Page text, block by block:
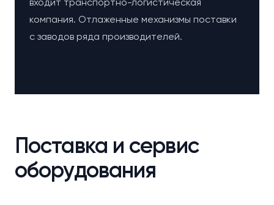
компания. Отлаженные механизмы поставки
с заводов ряда производителей.
Поставка и сервис
оборудования